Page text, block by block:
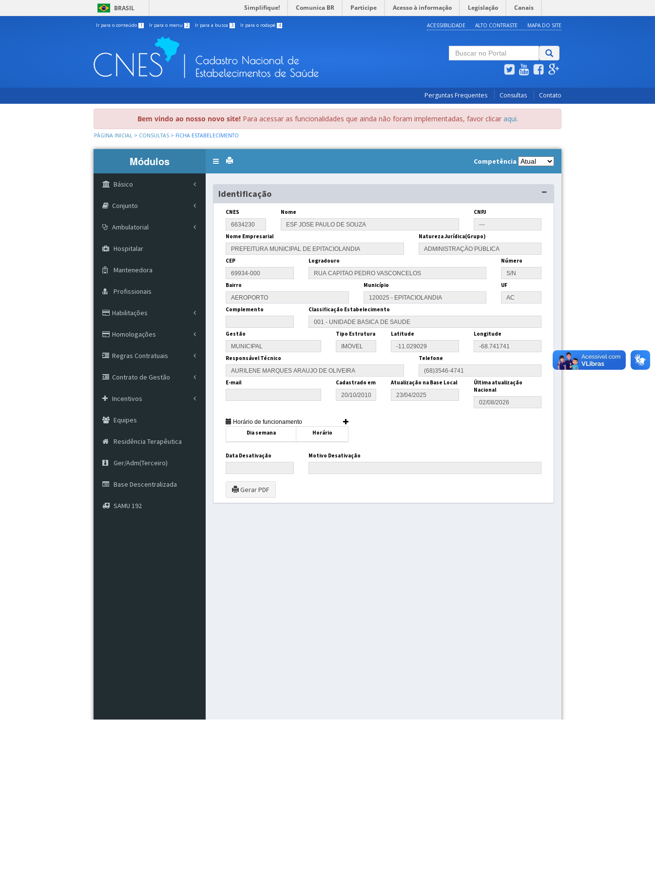
BRASIL Simplifique! Comunica BR Participe Acesso à informação Legislação Canais
Ir para o conteúdo 1 Ir para o menu 2 Ir para a busca 3 Ir para o rodapé 4 ACESSIBILIDADE ALTO CONTRASTE MAPA DO SITE
Perguntas Frequentes Consultas Contato
Bem vindo ao nosso novo site!Para acessar as funcionalidades que ainda não foram implementadas, favor clicar aqui.
PÁGINA INICIAL > CONSULTAS > FICHA ESTABELECIMENTO
Módulos
Toggle
Competência
Básico
Conjunto
Ambulatorial
Hospitalar
Mantenedora
Profissionais
Habilitações
Homologações
Regras Contratuais
Contrato de Gestão
Incentivos
Equipes
Residência Terapêutica
Ger/Adm(Terceiro)
Base Descentralizada
SAMU 192
Identificação
CNES Nome CNPJ
Nome Empresarial Natureza Jurídica(Grupo)
CEP Logradouro Número
Bairro Município UF
Complemento Classificação Estabelecimento
Gestão Tipo Estrutura Latitude Longitude
Responsável Técnico Telefone
E-mail Cadastrado em Atualização na Base Local
Última atualização
Nacional
Horário de funcionamento
Dia semana
Horário
Data Desativação Motivo Desativação
Gerar PDF